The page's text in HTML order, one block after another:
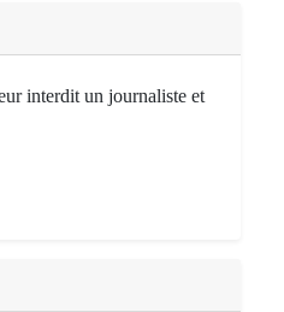
interdit un journaliste et